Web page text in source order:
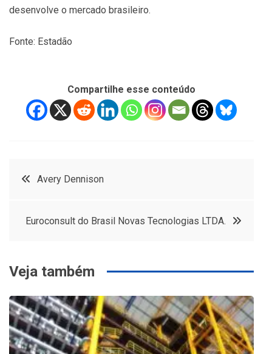
desenvolve o mercado brasileiro.
Fonte: Estadão
Compartilhe esse conteúdo
Navegação
Avery Dennison
Euroconsult do Brasil Novas Tecnologias LTDA.
Veja também